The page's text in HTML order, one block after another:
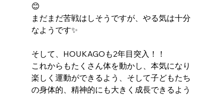
😊
まだまだ苦戦はしそうですが、やる気は十分
なようです✨
そして、HOUKAGOも2年目突入！！
これからもたくさん体を動かし、本気になり
楽しく運動ができるよう、そして子どもたち
の身体的、精神的にも大きく成長できるよう